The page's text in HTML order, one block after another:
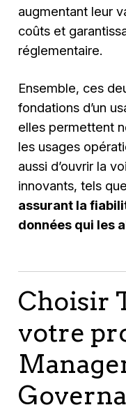
augmentant leur
coûts et
réglementaire.
Ensemble, ces
fondations d’un
elles permettent
les usages
aussi d’ouvrir la
innovants, tels
assurant la
données qui les
Choisir
votre